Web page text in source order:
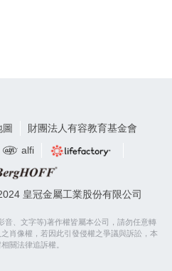
財團法人有容教育基金會
alfi
皇冠金屬工業股份有限公司
音、文字等)著作權皆屬本公司，請勿任意轉
肖像權，若因此引發侵權之爭議與訴訟，本
關法律追訴權。